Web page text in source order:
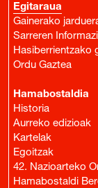
Egitaraua
Gainerako
Sarreren
Hasiberrientzako
Ordu Gaztea
Hamabostaldia
Historia
Aurreko edizioak
Kartelak
Egoitzak
42. Nazioarteko
Hamabostaldi